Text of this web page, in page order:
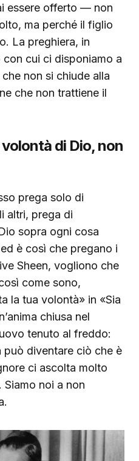
essere offerto — non
ma perché il figlio
La preghiera, in
cui ci disponiamo a
non si chiude alla
che non trattiene il
di Dio, non
prega solo di
altri, prega di
sopra ogni cosa
è così che pregano i
Sheen, vogliono che
come sono,
la tua volontà» in «Sia
chiusa nel
tenuto al freddo:
può diventare ciò che è
ci ascolta molto
noi a non